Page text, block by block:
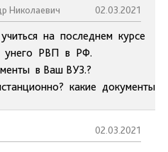
Николаевич 02.03.2021
на последнем курсе
унего РВП в РФ.
в Ваш ВУЗ.?
какие документы
02.03.2021